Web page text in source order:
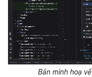
Bản minh hoạ